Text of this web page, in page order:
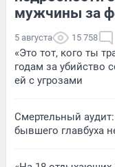
мужчины за
5 августа 15 758
«Это тот, кого ты
годам за убийство
ей с угрозами
Смертельный
бывшего главбуха